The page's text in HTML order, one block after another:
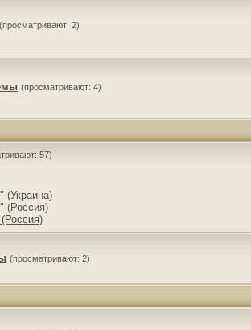
(просматривают: 2)
(просматривают: 4)
57)
(просматривают: 2)